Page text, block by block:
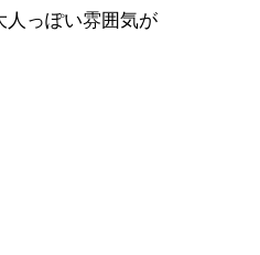
人っぽい雰囲気が